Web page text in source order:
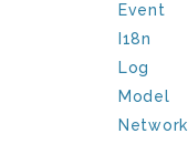
Event
I18n
Log
Model
Network